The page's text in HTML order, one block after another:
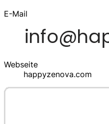
E-Mail
Webseite
happyzenova.com